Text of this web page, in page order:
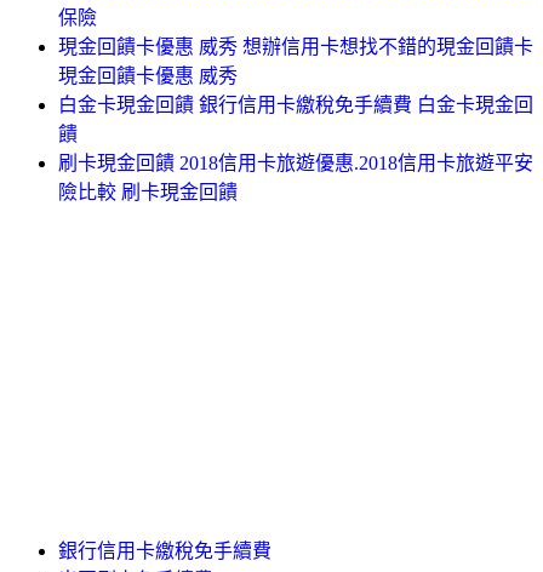
保險
現金回饋卡優惠 威秀 想辦信用卡想找不錯的現金回饋卡
現金回饋卡優惠 威秀
白金卡現金回饋 銀行信用卡繳稅免手續費 白金卡現金回
饋
刷卡現金回饋 2018信用卡旅遊優惠.2018信用卡旅遊平安
險比較 刷卡現金回饋
銀行信用卡繳稅免手續費